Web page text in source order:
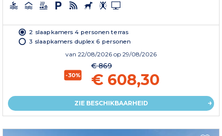
2 slaapkamers 4 personen terras
3 slaapkamers duplex 6 personen
van 22/08/2026 op 29/08/2026
-30%
€ 869
€ 608,30
ZIE BESCHIKBAARHEID